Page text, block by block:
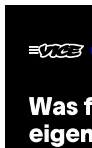
contentOpen
Menu
Was